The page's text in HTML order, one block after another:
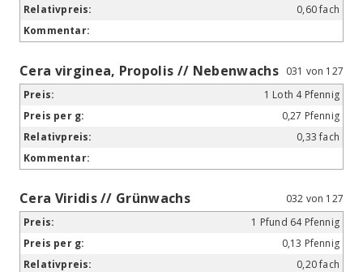
0,60 fach
Cera virginea, Propolis // Nebenwachs 031 von 127
1 Loth 4 Pfennig
0,27 Pfennig
0,33 fach
Cera Viridis // Grünwachs
032 von 127
1 Pfund 64 Pfennig
0,13 Pfennig
0,20 fach